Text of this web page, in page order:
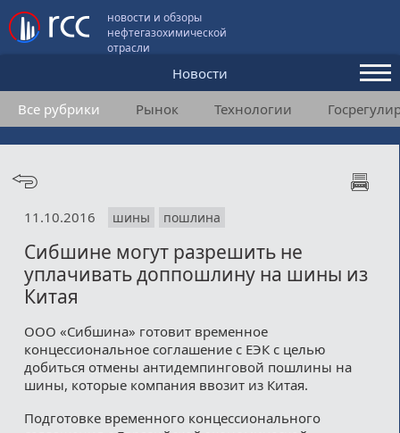
новости и обзоры
нефтегазохимической
отрасли
Новости
Аналитика и мнения
Конференции
Подписка
Медиакит
Контакты
Все рубрики Рынок Технологии
11.10.2016 шины пошлина
Сибшине могут разрешить не
уплачивать доппошлину на шины из
Китая
ООО «Сибшина» готовит временное
концессиональное соглашение с ЕЭК с целью
добиться отмены антидемпинговой пошлины на
шины, которые компания ввозит из Китая.
Подготовке временного концессионального